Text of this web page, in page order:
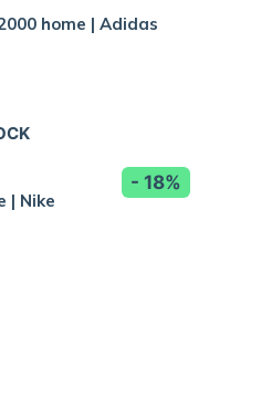
home | Adidas
- 18%
| Nike